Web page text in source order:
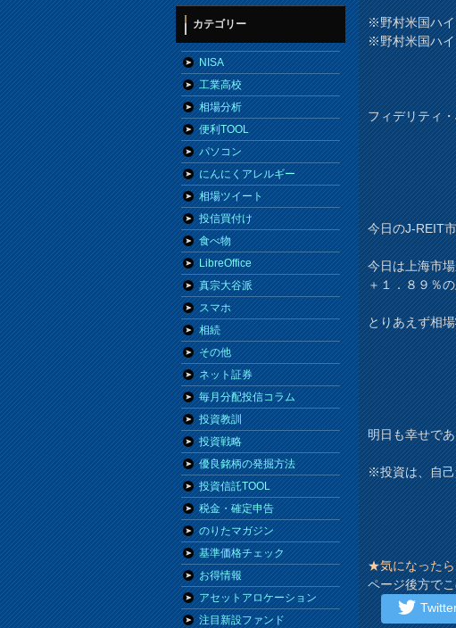
※野村米国ハイ
※野村米国ハイ
フィデリティ
今日のJ-REIT
今日は上海市
＋１．８９％
とりあえず相
明日も幸せで
※投資は、自己
★気になったら
ページ後方で
カテゴリー
NISA
工業高校
相場分析
便利TOOL
パソコン
にんにくアレルギー
相場ツイート
投信買付け
食べ物
LibreOffice
真宗大谷派
スマホ
相続
その他
ネット証券
毎月分配投信コラム
投資教訓
投資戦略
優良銘柄の発掘方法
投資信託TOOL
税金・確定申告
のりたマガジン
基準価格チェック
お得情報
アセットアロケーション
注目新設ファンド